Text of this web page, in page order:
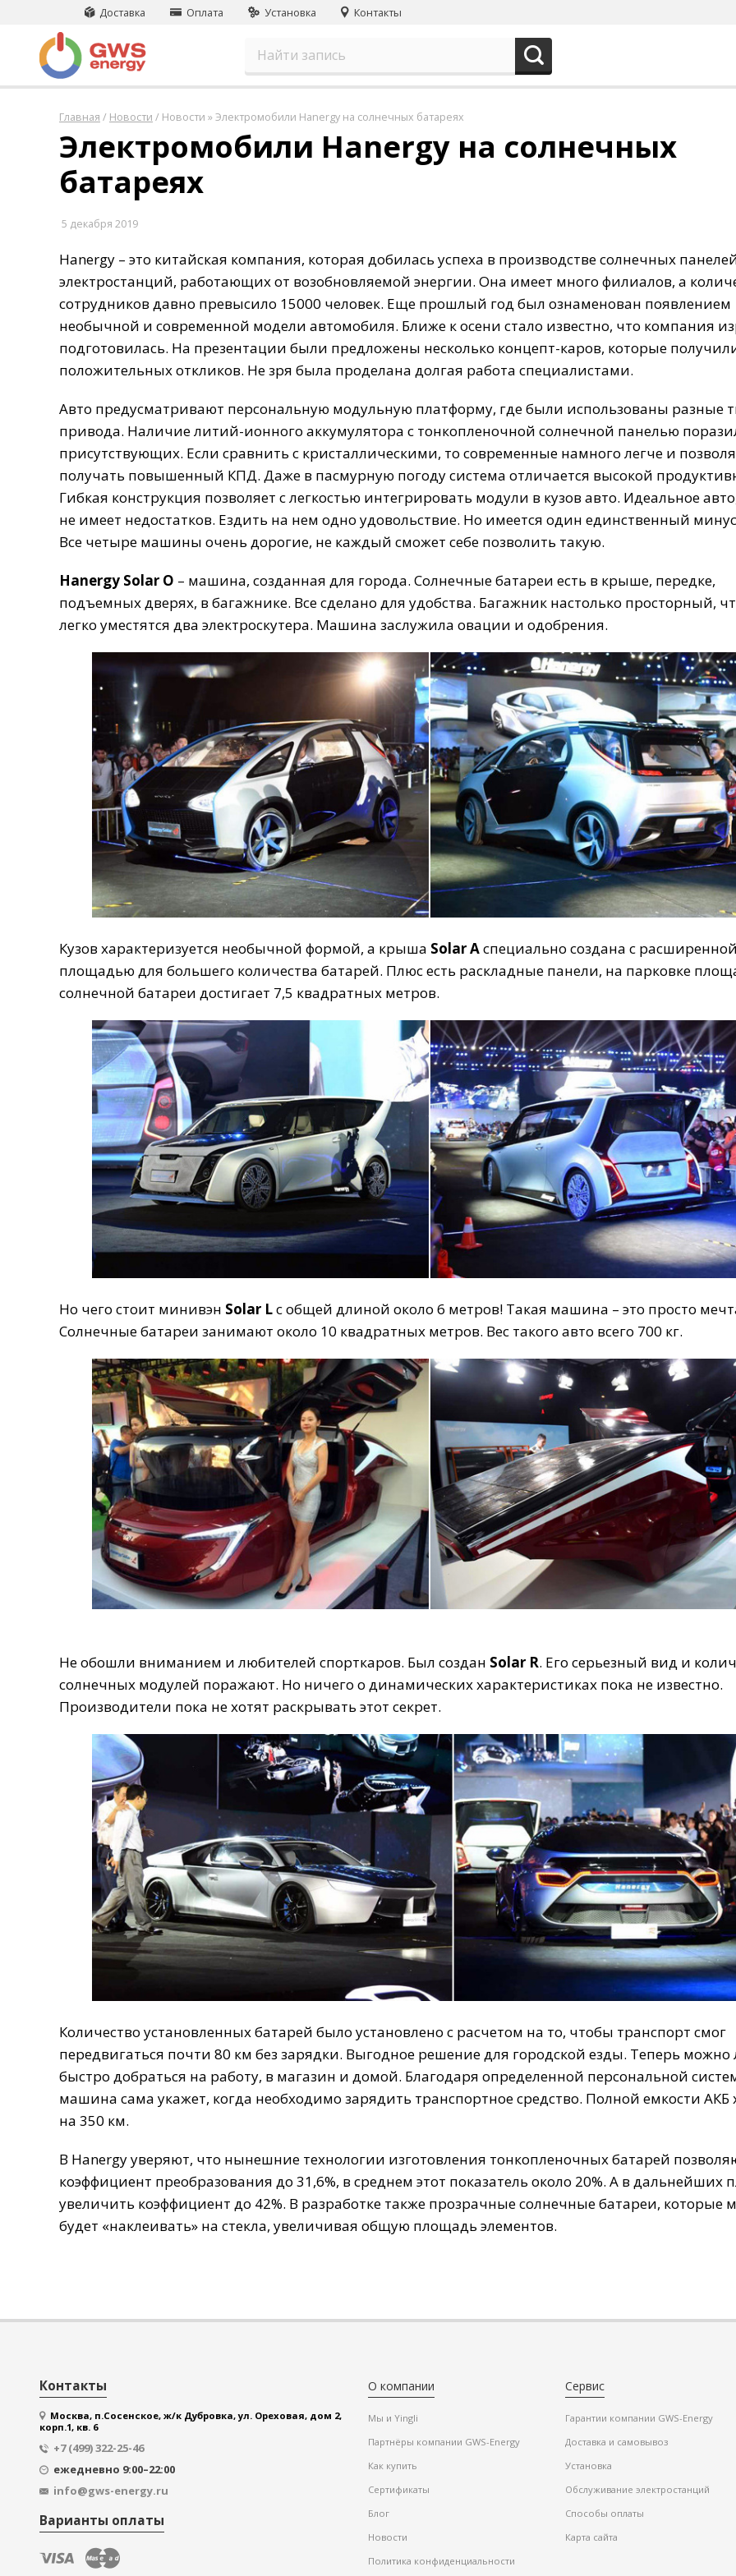
Доставка Оплата Установка Контакты
Главная / Новости / Новости » ​Электромобили Hanergy на солнечных батареях
​Электромобили Hanergy на солнечных
батареях
5 декабря 2019
Hanergy – это китайская компания, которая добилась успеха в производствесолнечных
электростанций, работающихот возобновляемой энергии. Она имеет много филиалов, а
сотрудников давно превысило 15000 человек. Еще прошлый годбыл ознаменован появлением
необычной и современной модели автомобиля. Ближе косени стало известно, что компания
подготовилась. На презентации были предложены несколько концепт-каров, которые
положительныхоткликов. Незря была проделана долгая работа специалистами.
Авто предусматривают персональную модульную платформу, гдебыли использованы разные
привода. Наличиелитий-ионного аккумулятора с тонкопленочной солнечной панелью
присутствующих. Если сравнить с кристаллическими, то современные намного легче и
получать повышенный КПД. Даже в пасмурную погодусистема отличается высокой
Гибкая конструкция позволяет слегкостью интегрировать модули в кузов авто. Идеальноеавто
не имеет недостатков. Ездить на нем одно удовольствие. Но имеется один единственный минус
Все четыре машины очень дорогие, не каждый сможет себе позволить такую.
Hanergy Solar O – машина, созданная для города. Солнечныебатареи есть в крыше, передке,
подъемныхдверях, в багажнике. Всесделано для удобства. Багажник настолько просторный,
легко уместятся два электроскутера. Машина заслужила овации и одобрения.
Кузов характеризуется необычной формой, а крыша SolarAспециально создана с
площадью для большего количества батарей. Плюсесть раскладные панели, на парковке
солнечной батареи достигает 7,5 квадратных метров.
Но чего стоит минивэн Solar Lсобщей длиной около 6 метров! Такая машина – это просто
Солнечныебатареи занимают около 10 квадратных метров. Вес такого авто всего 700 кг.
Необошли вниманием и любителей спорткаров. Был создан Solar R. Его серьезный вид и
солнечных модулей поражают. Но ничего о динамическиххарактеристиках пока не известно.
Производители пока нехотят раскрывать этот секрет.
Количество установленныхбатарей было установлено с расчетом на то, чтобы транспорт смог
передвигаться почти 80 км без зарядки. Выгодное решениедля городской езды. Теперь можно
быстро добраться на работу, в магазин и домой. Благодаря определенной персональной
машина сама укажет, когда необходимо зарядить транспортноесредство. Полной емкости АКБ
на 350 км.
В Hanergyуверяют, что нынешние технологии изготовления тонкопленочныхбатарей
коэффициент преобразования до 31,6%, в среднем этот показатель около 20%. А в дальнейших
увеличить коэффициент до 42%. В разработке также прозрачныесолнечныебатареи, которые
будет «наклеивать» на стекла, увеличивая общую площадь элементов.
Контакты
Москва, п.Сосенское, ж/к Дубровка, ул. Ореховая, дом 2,
корп.1, кв. 6
+7 (499) 322-25-46
ежедневно 9:00–22:00
info@gws-energy.ru
Варианты оплаты
О компании
Мы и Yingli
Партнёры компании GWS-Energy
Как купить
Сертификаты
Блог
Новости
Политика конфиденциальности
Сервис
Гарантии компании GWS-Energy
Доставка и самовывоз
Установка
Обслуживание электростанций
Способы оплаты
Карта сайта